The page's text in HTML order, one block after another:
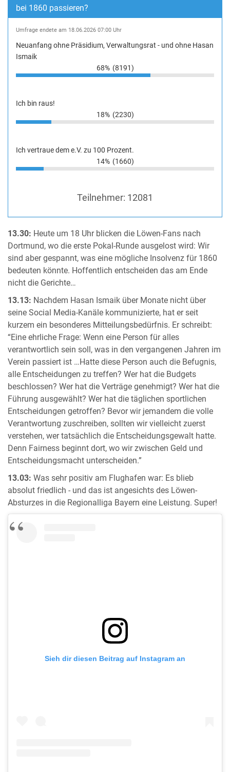
bei 1860 passieren?
Umfrage endete am 18.06.2026 07:00 Uhr
Neuanfang ohne Präsidium, Verwaltungsrat - und ohne Hasan
Ismaik
68% (8191)
Ich bin raus!
18% (2230)
Ich vertraue dem e.V. zu 100 Prozent.
14% (1660)
Teilnehmer: 12081
13.30: Heute um 18 Uhr blicken die Löwen-Fans nach
Dortmund, wo die erste Pokal-Runde ausgelost wird: Wir
sind aber gespannt, was eine mögliche Insolvenz für 1860
bedeuten könnte. Hoffentlich entscheiden das am Ende
nicht die Gerichte…
13.13: Nachdem Hasan Ismaik über Monate nicht über
seine Social Media-Kanäle kommunizierte, hat er seit
kurzem ein besonderes Mitteilungsbedürfnis. Er schreibt:
“Eine ehrliche Frage: Wenn eine Person für alles
verantwortlich sein soll, was in den vergangenen Jahren im
Verein passiert ist …Hatte diese Person auch die Befugnis,
alle Entscheidungen zu treffen? Wer hat die Budgets
beschlossen? Wer hat die Verträge genehmigt? Wer hat die
Führung ausgewählt? Wer hat die täglichen sportlichen
Entscheidungen getroffen? Bevor wir jemandem die volle
Verantwortung zuschreiben, sollten wir vielleicht zuerst
verstehen, wer tatsächlich die Entscheidungsgewalt hatte.
Denn Fairness beginnt dort, wo wir zwischen Geld und
Entscheidungsmacht unterscheiden.”
13.03: Was sehr positiv am Flughafen war: Es blieb
absolut friedlich - und das ist angesichts des Löwen-
Absturzes in die Regionalliga Bayern eine Leistung. Super!
Sieh dir diesen Beitrag auf Instagram an